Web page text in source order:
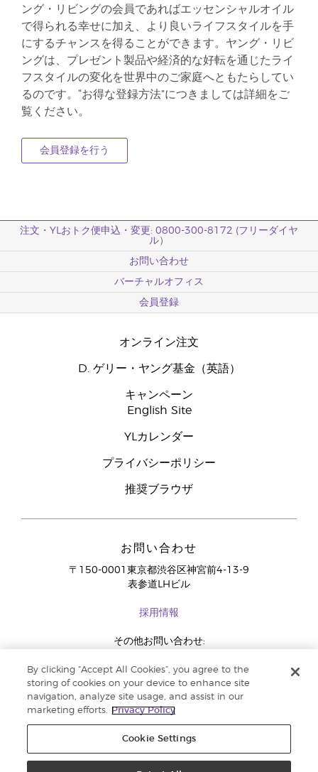
ング・リビングの会員であればエッセンシャルオイル
で得られる幸せに加え、より良いライフスタイルを手
にするチャンスを得ることができます。ヤング・リビ
ングは、プレゼント製品や経済的な好転を通じたライ
フスタイルの変化を世界中のご家庭へともたらしてい
るのです。“お得な登録方法”につきましては詳細をご
覧ください。
会員登録を行う
注文・YLおトク便申込・変更: 0800-300-8172 (フリーダイヤ
ル）
お問い合わせ
バーチャルオフィス
会員登録
オンライン注文
D. ゲリー・ヤング基金（英語）
キャンペーン
English Site
YLカレンダー
プライバシーポリシー
推奨ブラウザ
お問い合わせ
〒150-0001東京都渋谷区神宮前4-13-9
表参道LHビル
採用情報
その他お問い合わせ:
By clicking “Accept All Cookies”, you agree to the
storing of cookies on your device to enhance site
navigation, analyze site usage, and assist in our
marketing efforts.
Privacy Policy
Cookie Settings